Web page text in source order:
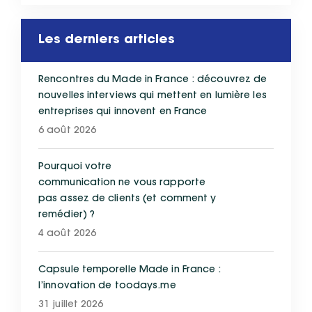
Les derniers articles
Rencontres du Made in France : découvrez de
nouvelles interviews qui mettent en lumière les
entreprises qui innovent en France
6 août 2026
Pourquoi votre
communication ne vous rapporte
pas assez de clients (et comment y
remédier) ?
4 août 2026
Capsule temporelle Made in France :
l’innovation de toodays.me
31 juillet 2026